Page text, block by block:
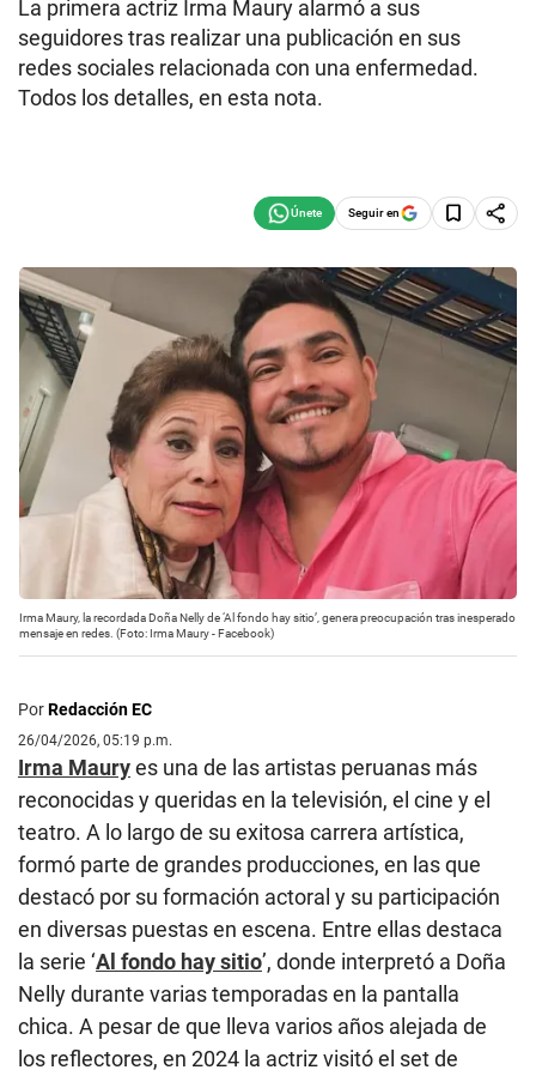
La primera actriz Irma Maury alarmó a sus
seguidores tras realizar una publicación en sus
redes sociales relacionada con una enfermedad.
Todos los detalles, en esta nota.
Seguir en
Irma Maury, la recordada Doña Nelly de ‘Al fondo hay sitio’, genera preocupación tras inesperado
mensaje en redes. (Foto: Irma Maury - Facebook)
PorRedacción EC
26/04/2026, 05:19 p.m.
Irma Mauryes una de las artistas peruanas más
reconocidas y queridas en la televisión, el cine y el
teatro. A lo largo de su exitosa carrera artística,
formó parte de grandes producciones, en las que
destacó por su formación actoral y su participación
en diversas puestas en escena. Entre ellas destaca
la serie ‘Al fondo hay sitio’, donde interpretó a Doña
Nelly durante varias temporadas en la pantalla
chica. A pesar de que lleva varios años alejada de
los reflectores, en 2024 la actriz visitó el set de